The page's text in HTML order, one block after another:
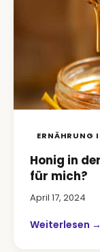
ERNÄHRUNG
Honig in
für mich?
April 17, 2024
Weiterlesen →